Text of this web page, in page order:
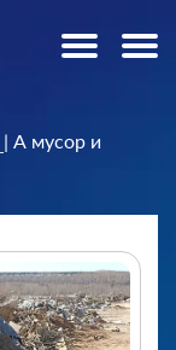
| А мусор и